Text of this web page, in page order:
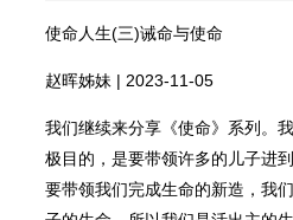
使命人生(三)诫命与使命
赵晖姊妹 | 2023-11-05
我们继续来分享《使命》系列。
极目的，是要带领许多的儿子进
要带领我们完成生命的新造，我